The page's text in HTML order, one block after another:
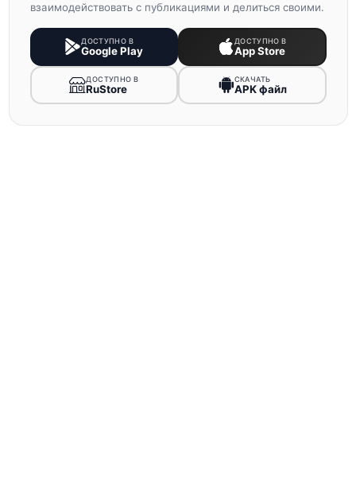
взаимодействовать с публикациями и делиться своими.
ДОСТУПНО В
Google Play
ДОСТУПНО В
App Store
ДОСТУПНО В
RuStore
СКАЧАТЬ
APK файл